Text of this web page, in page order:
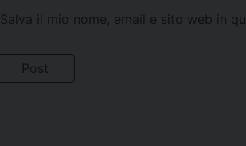
Salva il mio nome, email e sito web in